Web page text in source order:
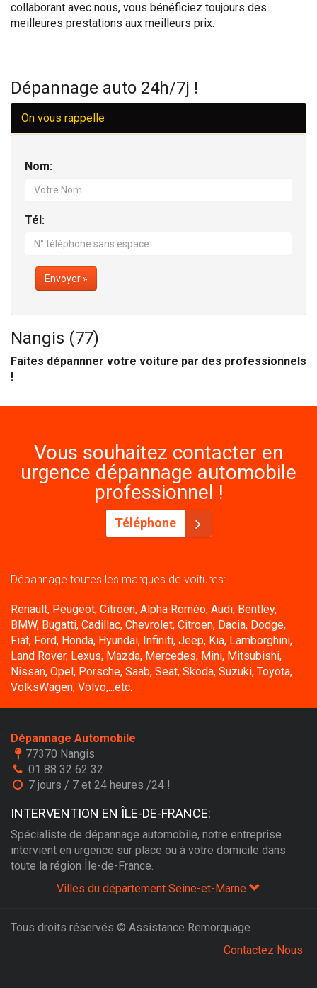
collaborant avec nous, vous bénéficiez toujours des
meilleures prestations aux meilleurs prix.
Dépannage auto 24h/7j !
On vous rappelle
Nom:
Tél:
Envoyer »
Nangis (77)
Faites dépannner votre voiture par des professionnels
!
Vous souhaitez contacter en
urgence dépannage automobile
professionnel !
Téléphone
Dépannage toutes les marques de voitures:
Renault, Peugeot, Citroen, Alpha Roméo, Audi, Bentley,
BMW, Bugatti, Cadillac, Chevrolet, Citroen, Dacia, Dodge,
Fiat, Ford, Honda, Hyundai, Infiniti, Jeep, Kia, Lamborghini,
Land Rover, Lexus, Mazda, Mercedes, Mini, Mitsubishi,
Nissan, Opel, Porsche, Saab, Seat, Skoda, Suzuki, Toyota,
VolksWagen, Volvo,...etc.
Dépannage Automobile
77370 Nangis
01 88 32 62 32
7 jours / 7 et 24 heures /24 !
INTERVENTION EN ÎLE-DE-FRANCE:
Spécialiste de dépannage automobile, notre entreprise
intervient en urgence sur place ou à votre domicile dans
toute la région Île-de-France.
Villes du département Seine-et-Marne
Tous droits réservés © Assistance Remorquage
Contactez Nous